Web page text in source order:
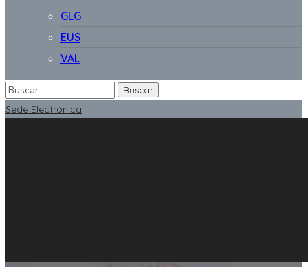
GLG
EUS
VAL
Sede Electrónica